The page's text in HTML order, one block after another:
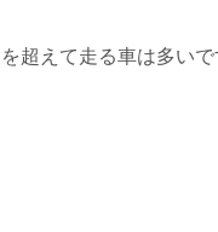
超えて走る車は多い